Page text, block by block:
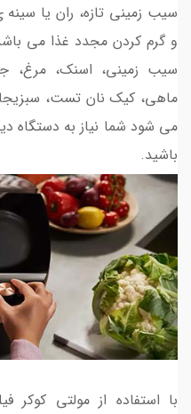
سیب زمینی تازه، ران یا
و گرم کردن مجدد غذا می
سیب زمینی، اسنک، مرغ،
ماهی، کیک نان تست،
می شود شما نیاز به دستگاه
باشید.